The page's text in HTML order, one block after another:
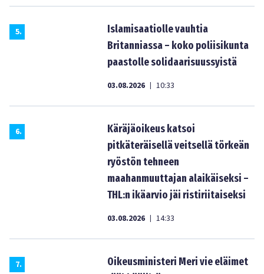
5.
Islamisaatiolle vauhtia
Britanniassa – koko poliisikunta
paastolle solidaarisuussyistä
03.08.2026 | 10:33
6.
Käräjäoikeus katsoi
pitkäteräisellä veitsellä törkeän
ryöstön tehneen
maahanmuuttajan alaikäiseksi –
THL:n ikäarvio jäi ristiriitaiseksi
03.08.2026 | 14:33
7.
Oikeusministeri Meri vie eläimet